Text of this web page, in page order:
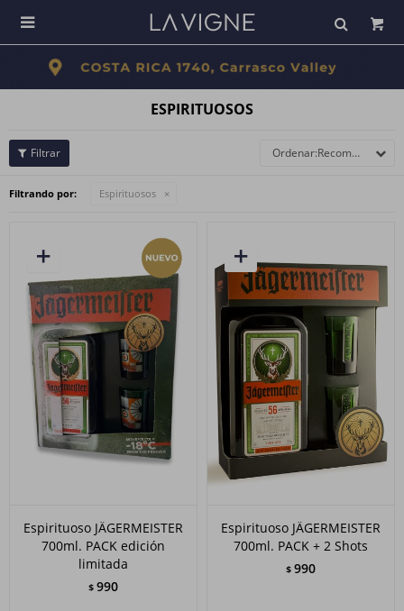

ESPIRITUOSOS
Recomendados
Filtrando por: Espirituosos
Espirituoso JÄGERMEISTER
700ml. PACK edición
limitada
$ 990
Espirituoso JÄGERMEISTER
700ml. PACK + 2 Shots
$ 990